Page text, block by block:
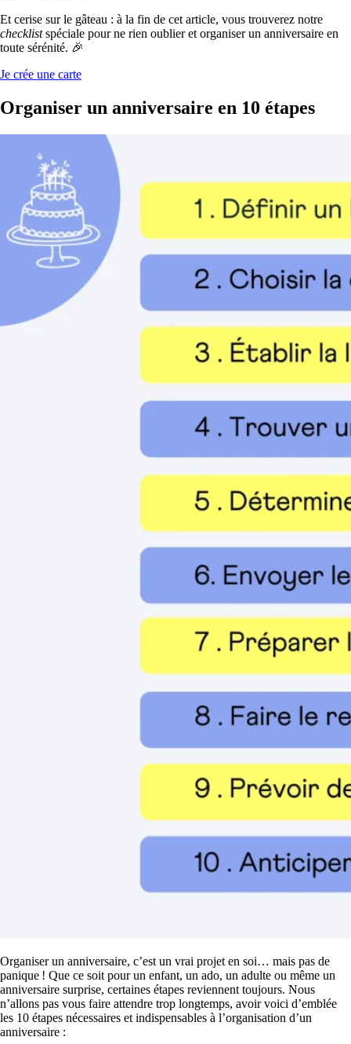
Et cerise sur le gâteau : à la fin de cet article, vous trouverez notre
checklistspéciale pour ne rien oublier et organiser un anniversaire en
toute sérénité. 🎉
Je crée une carte
Organiser un anniversaire en 10 étapes
Organiser un anniversaire, c’est un vrai projet en soi… mais pas de
panique ! Que ce soit pour un enfant, un ado, un adulte ou même un
anniversaire surprise, certaines étapes reviennent toujours. Nous
n’allons pas vous faire attendre trop longtemps, avoir voici d’emblée
les 10 étapes nécessaires et indispensables à l’organisation d’un
anniversaire :